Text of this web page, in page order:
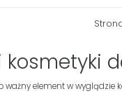
kosmetyki
ważny element w